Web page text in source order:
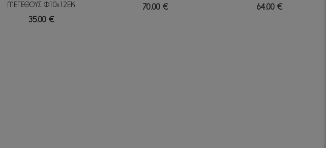
ΜΕΓΕΘΟΥΣ Φ10x12EK
35.00 €
70.00 € 64.00 €